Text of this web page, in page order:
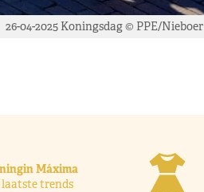
26-04-2025 Koningsdag © PPE/Nieboer
Máxima
trends